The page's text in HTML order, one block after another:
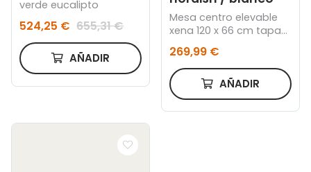
verde eucalipto
524,25 € 655,31 €
AÑADIR
Mesa centro elevable
xena 120 x 66 cm tapa
nordish / blanco
269,99 €
AÑADIR